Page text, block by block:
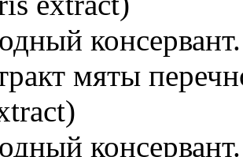
консервант.
мяты
консервант.